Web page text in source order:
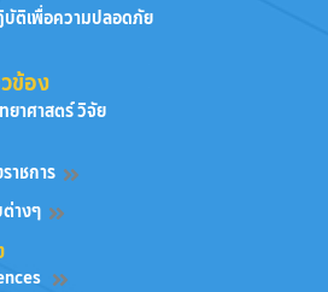
ติเพื่อความปลอดภัย
ข้อง
ยาศาสตร์ วิจัย
าชการ
างๆ